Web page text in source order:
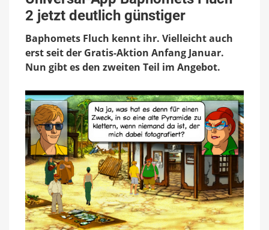
Baphomets
Fluch
jetzt
deutlich
günstiger
2 jetzt deutlich günstiger
Baphomets Fluch kennt ihr. Vielleicht auch
erst seit der Gratis-Aktion Anfang Januar.
Nun gibt es den zweiten Teil im Angebot.